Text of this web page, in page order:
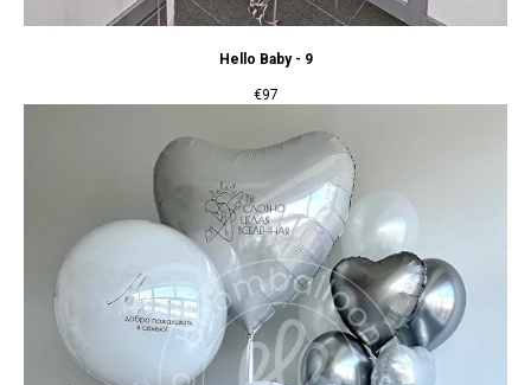
Hello Baby - 9
€97